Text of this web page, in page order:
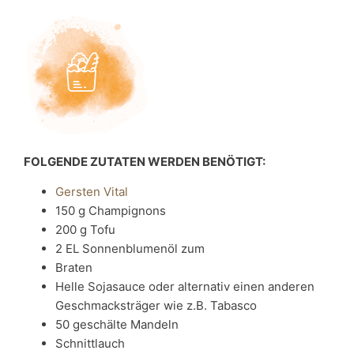
FOLGENDE ZUTATEN WERDEN BENÖTIGT:
Gersten Vital
150 g Champignons
200 g Tofu
2 EL Sonnenblumenöl zum
Braten
Helle Sojasauce oder alternativ einen anderen
Geschmacksträger wie z.B. Tabasco
50 geschälte Mandeln
Schnittlauch